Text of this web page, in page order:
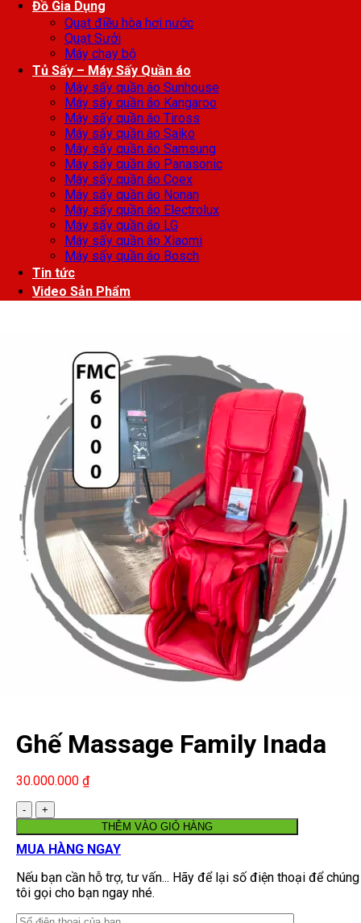
Đồ Gia Dụng
Quạt điều hòa hơi nước
Quạt Sưởi
Máy chạy bộ
Tủ Sấy – Máy Sấy Quần áo
Máy sấy quần áo Sunhouse
Máy sấy quần áo Kangaroo
Máy sấy quần áo Tiross
Máy sấy quần áo Saiko
Máy sấy quần áo Samsung
Máy sấy quần áo Panasonic
Máy sấy quần áo Coex
Máy sấy quần áo Nonan
Máy sấy quần áo Electrolux
Máy sấy quần áo LG
Máy sấy quần áo Xiaomi
Máy sấy quần áo Bosch
Tin tức
Video Sản Phẩm
Ghế Massage Family Inada
FMC-6000
30.000.000 ₫
Số
lượng
THÊM VÀO GIỎ HÀNG
MUA HÀNG NGAY
Nếu bạn cần hỗ trợ, tư vấn... Hãy để lại số điện thoại để chúng
tôi gọi cho bạn ngay nhé.